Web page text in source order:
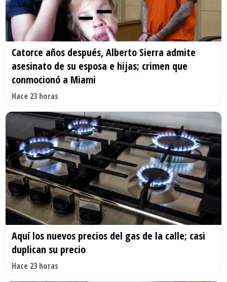
Catorce años después, Alberto Sierra admite
asesinato de su esposa e hijas; crimen que
conmocionó a Miami
Hace 23 horas
Aquí los nuevos precios del gas de la calle; casi
duplican su precio
Hace 23 horas